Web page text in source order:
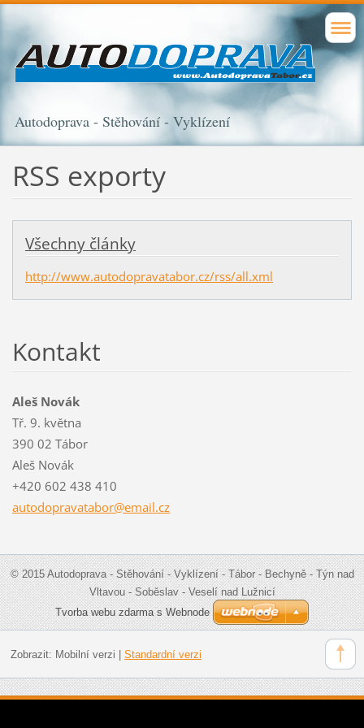
Autodoprava - Stěhování - Vyklízení
RSS exporty
Všechny články
http://www.autodopravatabor.cz/rss/all.xml
Kontakt
Aleš Novák
Tř. 9. května
390 02 Tábor
Aleš Novák
+420 602 438 410
autodopravatabor@email.cz
© 2015 Autodoprava - Stěhování - Vyklízení - Tábor - Bechyně - Týn nad
Vltavou - Soběslav - Veselí nad Lužnicí
Tvorba webu zdarma s Webnode
Zobrazit: Mobilní verzi Standardní verzi